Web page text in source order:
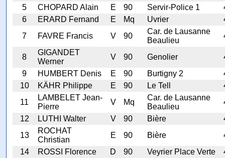
5
CHOPARD Alain E 90 Servir-Police 1
6
ERARD Fernand E Mq Uvrier
7
FAVRE Francis V 90
Car. de Lausanne
Beaulieu
8
GIGANDET
Werner
V 90 Genolier
9
HUMBERT Denis E 90 Burtigny 2
10
KÄHR Philippe E 90 Le Tell
11
LAMBELET Jean-
Pierre
V Mq
Car. de Lausanne
Beaulieu
12
LUTHI Walter V 90 Bière
13
ROCHAT
Christian
E 90 Bière
14
ROSSI Florence D 90 Veyrier Place Verte